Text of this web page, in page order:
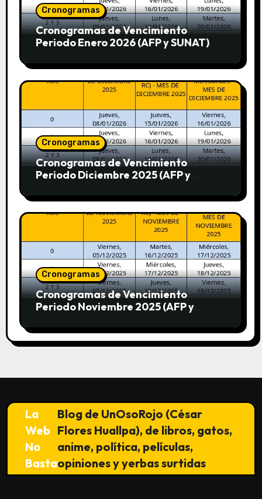
Cronogramas
Cronogramas de Vencimiento
Periodo Enero 2026 (AFP y SUNAT)
Cronogramas
Cronogramas de Vencimiento
Periodo Diciembre 2025 (AFP y
Cronogramas
Cronogramas de Vencimiento
Periodo Noviembre 2025 (AFP y
La
Web
No
Basta
Blog de UnOsoRojo (César
Flores Huallpa), de libros, gatos,
anime, política, películas,
opiniones y yerbas surtidas